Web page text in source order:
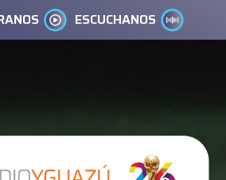
ESCUCHANOS